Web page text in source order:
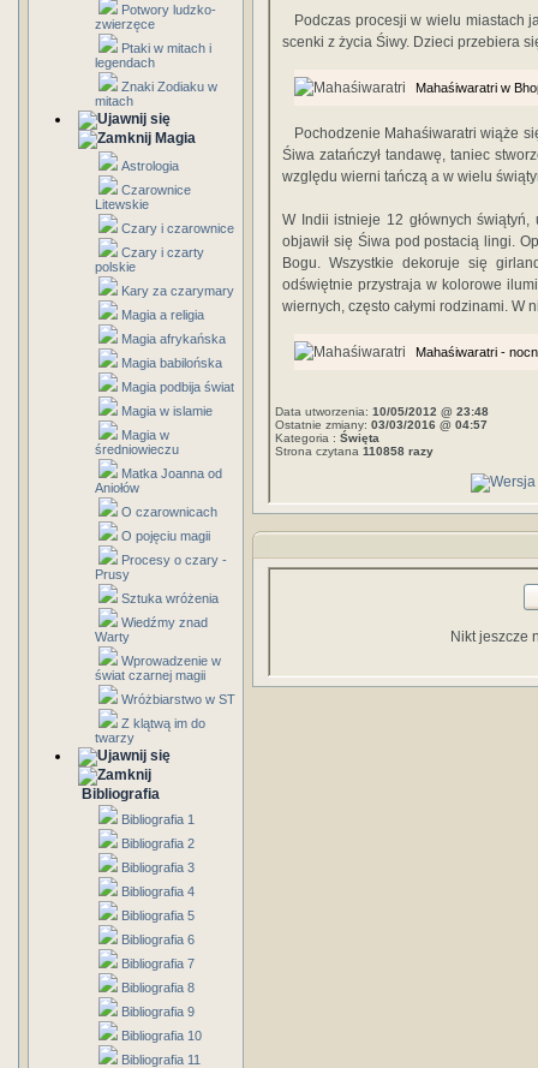
Potwory ludzko-
zwierzęce
Ptaki w mitach i
legendach
Znaki Zodiaku w
mitach
Magia
Astrologia
Czarownice
Litewskie
Czary i czarownice
Czary i czarty
polskie
Kary za czarymary
Magia a religia
Magia afrykańska
Magia babilońska
Magia podbija świat
Magia w islamie
Magia w
średniowieczu
Matka Joanna od
Aniołów
O czarownicach
O pojęciu magii
Procesy o czary -
Prusy
Sztuka wróżenia
Wiedźmy znad
Warty
Wprowadzenie w
świat czarnej magii
Wróżbiarstwo w ST
Z klątwą im do
twarzy
Bibliografia
Bibliografia 1
Bibliografia 2
Bibliografia 3
Bibliografia 4
Bibliografia 5
Bibliografia 6
Bibliografia 7
Bibliografia 8
Bibliografia 9
Bibliografia 10
Bibliografia 11
Podczas procesji w wielu miastach
scenki z życia Śiwy. Dzieci przebiera
Mahaśiwaratri w
Pochodzenie Mahaśiwaratri wiąże
Śiwa zatańczył tandawę, taniec
względu wierni tańczą a w wielu
W Indii istnieje 12 głównych
objawił się Śiwa pod postacią lingi.
Bogu. Wszystkie dekoruje się
odświętnie przystraja w kolorowe
wiernych, często całymi rodzinami. W
Mahaśiwaratri -
Data utworzenia: 10/05/2012 @ 23:48
Ostatnie zmiany: 03/03/2016 @ 04:57
Kategoria : Święta
Strona czytana 110858 razy
Nikt jeszcze